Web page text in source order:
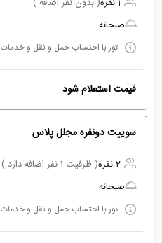
صبحانه
تور با احتساب حمل و نقل و خدمات
قیمت استعلام شود
سوییت دونفره مجلل پلاس
2 نفره
( ظرفیت 1 نفر اضافه دارد )
صبحانه
تور با احتساب حمل و نقل و خدمات